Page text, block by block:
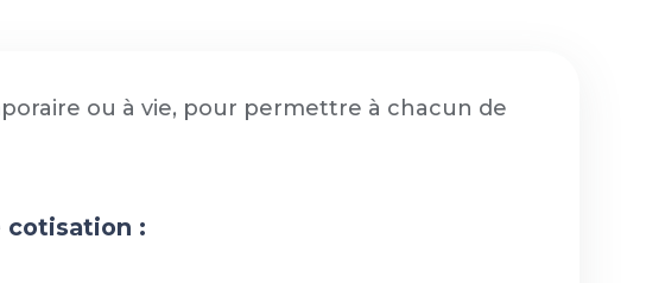
ou à vie, pour permettre à chacun de
cotisation :